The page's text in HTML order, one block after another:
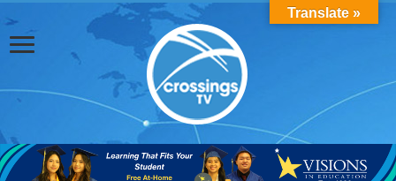
Translate »